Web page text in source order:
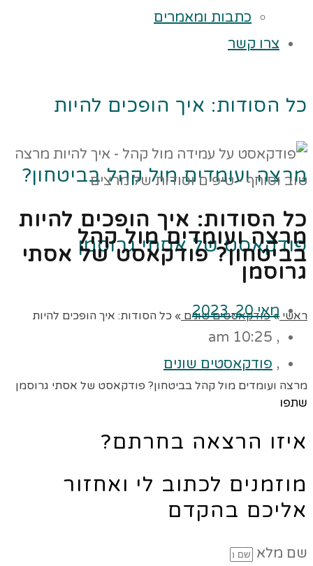
כתבות ומאמרים
צרו קשר
כל הסודות: איך הופכים להיות
מרצה ועומדים מול קהל בביטחון?
פודקאסט של אסתי גרוסמן
ראשי » פודקאסטים שונים » כל הסודות: איך הופכים להיות
מרצה ועומדים מול קהל בביטחון? פודקאסט של אסתי גרוסמן
כל הסודות: איך הופכים להיות
מרצה ועומדים מול קהל
בביטחון? פודקאסט של אסתי
גרוסמן
מאי 20, 2023
,
10:25 am
, פודקאסטים שונים
שתפו
איזו הרצאה בחרתם?
מוזמנים לכתוב לי ואחזור
אליכם בהקדם
שם מלא